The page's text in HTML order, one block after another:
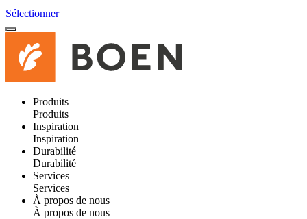
Sélectionner
Produits
Produits
Inspiration
Inspiration
Durabilité
Durabilité
Services
Services
À propos de nous
À propos de nous